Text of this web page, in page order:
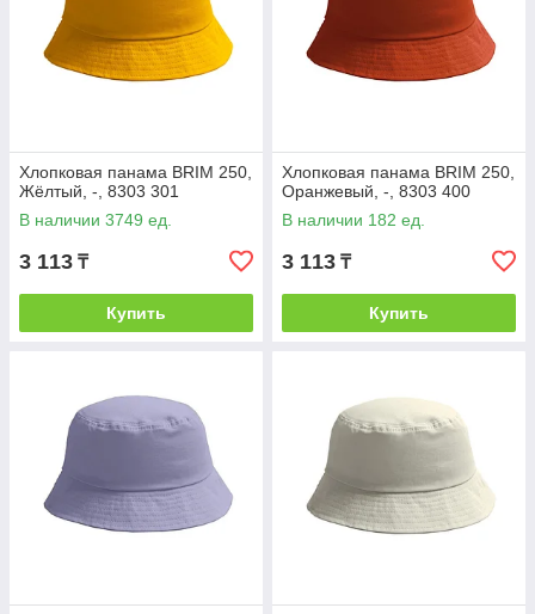
Хлопковая панама BRIM 250,
Жёлтый, -, 8303 301
В наличии 3749 ед.
3 113 ₸
Купить
Хлопковая панама BRIM 250,
Оранжевый, -, 8303 400
В наличии 182 ед.
3 113 ₸
Купить